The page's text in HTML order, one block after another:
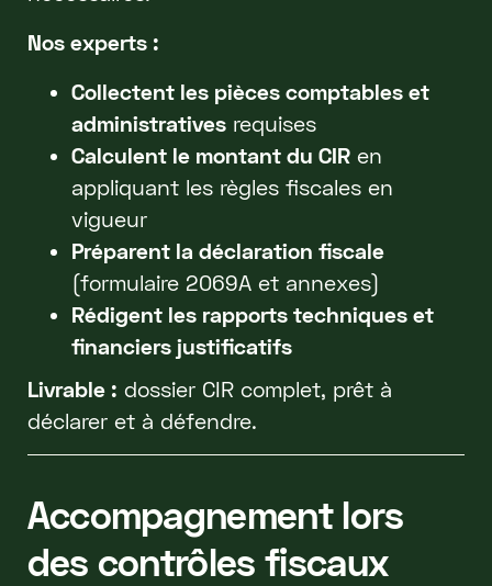
Nos experts :
Collectent les pièces comptables et
administrativesrequises
Calculent le montant du CIRen
appliquant les règles fiscales en
vigueur
Préparent la déclaration fiscale
(formulaire 2069A et annexes)
Rédigent les rapports techniques et
financiers justificatifs
Livrable : dossier CIR complet, prêt à
déclarer et à défendre.
Accompagnement lors
des contrôles fiscaux